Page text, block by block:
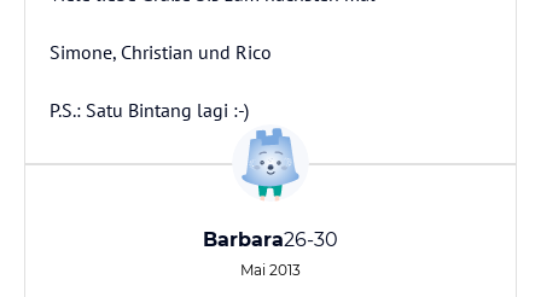
Simone, Christian und Rico
P.S.: Satu Bintang lagi :-)
Barbara26-30
Mai 2013